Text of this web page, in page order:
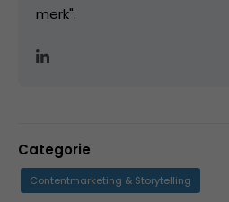
merk".
Categorie
Contentmarketing & Storytelling